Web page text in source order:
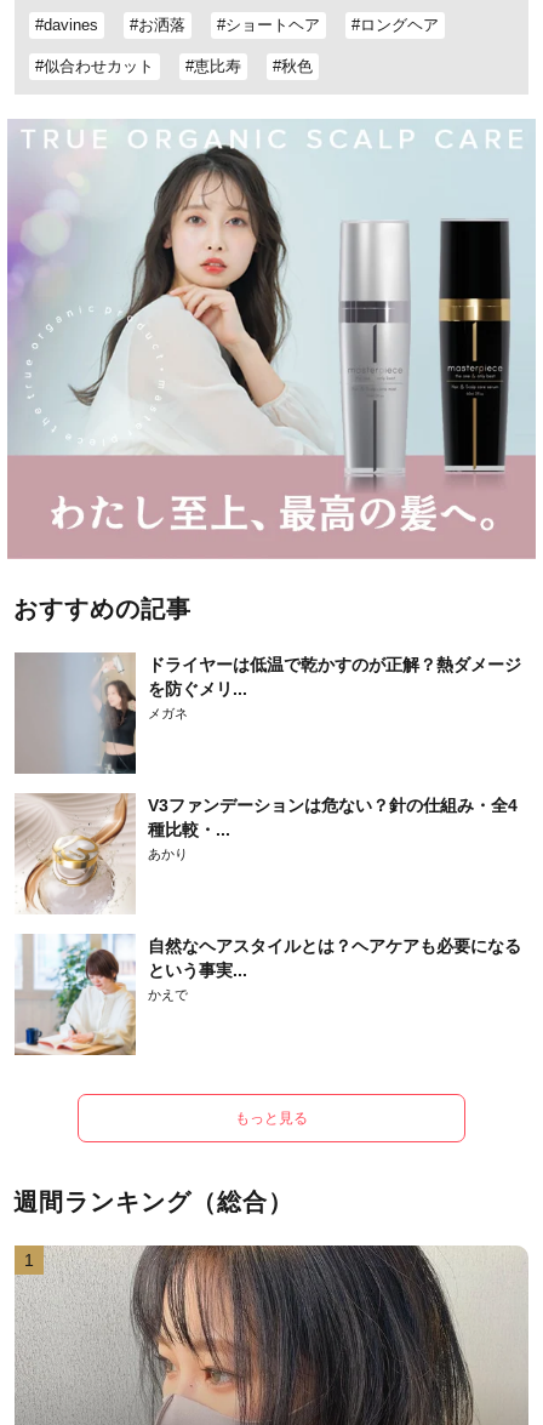
#davines #お洒落 #ショートヘア #ロングヘア
#似合わせカット #恵比寿 #秋色
おすすめの記事
ドライヤーは低温で乾かすのが正解？熱ダメージ
を防ぐメリ...
メガネ
V3ファンデーションは危ない？針の仕組み・全4
種比較・...
あかり
自然なヘアスタイルとは？ヘアケアも必要になる
という事実...
かえで
もっと見る
週間ランキング（総合）
1